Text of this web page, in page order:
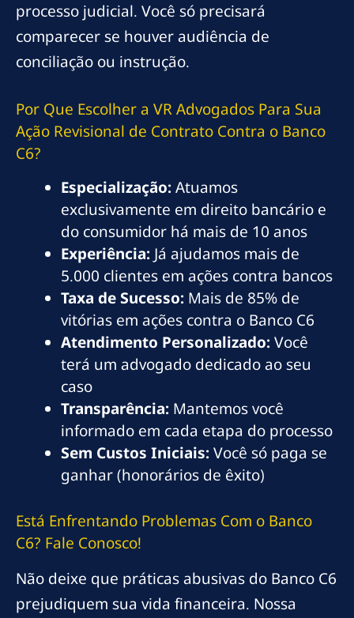
processo judicial. Você só precisará
comparecer se houver audiência de
conciliação ou instrução.
Por Que Escolher a VR Advogados Para Sua
Ação Revisional de Contrato Contra o Banco
C6?
Especialização:Atuamos
exclusivamente em direito bancário e
do consumidor há mais de 10 anos
Experiência: Já ajudamos mais de
5.000 clientes em ações contra bancos
Taxa de Sucesso: Mais de 85% de
vitórias em ações contra o Banco C6
Atendimento Personalizado:Você
terá um advogado dedicado ao seu
caso
Transparência: Mantemos você
informado em cada etapa do processo
Sem Custos Iniciais:Você só paga se
ganhar (honorários de êxito)
Está Enfrentando Problemas Com o Banco
C6? Fale Conosco!
Não deixe que práticas abusivas do Banco C6
prejudiquem sua vida financeira. Nossa